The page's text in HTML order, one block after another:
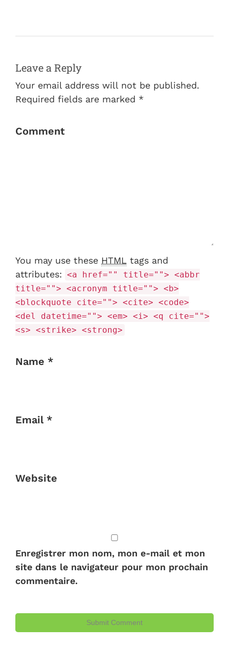
Leave a Reply
Your email address will not be published.
Required fields are marked *
Comment
You may use these HTML tags and
attributes: <a href="" title=""> <abbr
title=""> <acronym title=""> <b>
<blockquote cite=""> <cite> <code>
<del datetime=""> <em> <i> <q cite="">
<s> <strike> <strong>
Name *
Email *
Website
Enregistrer mon nom, mon e-mail et mon
site dans le navigateur pour mon prochain
commentaire.